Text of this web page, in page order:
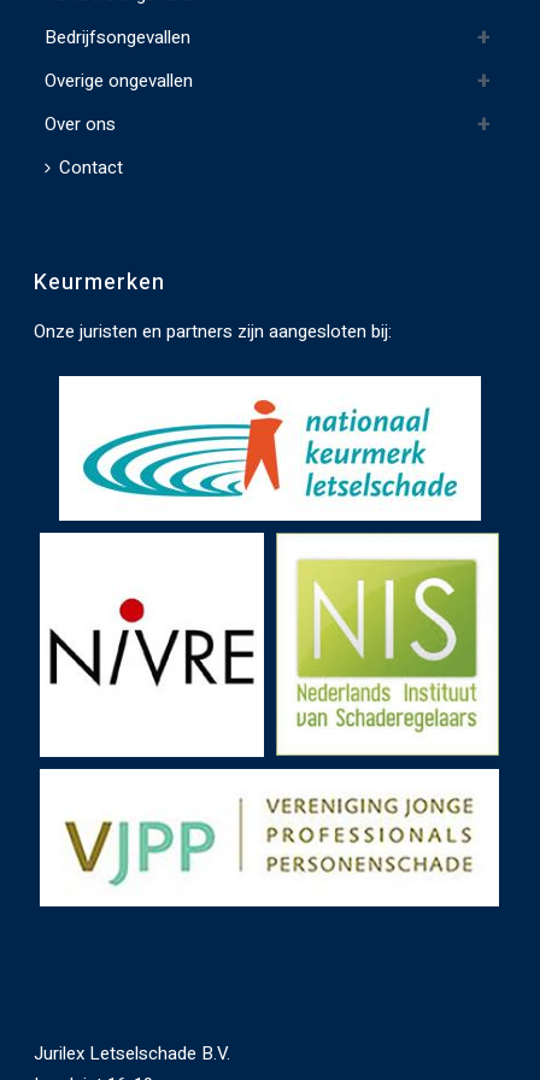
e
t
e
l
n
Bedrijfsongevallen
Overige ongevallen
Over ons
Contact
Keurmerken
Onze juristen en partners zijn aangesloten bij:
Jurilex Letselschade B.V.